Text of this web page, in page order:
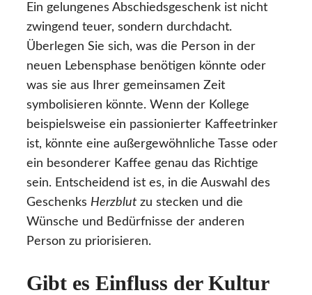
Ein gelungenes Abschiedsgeschenk ist nicht
zwingend teuer, sondern durchdacht.
Überlegen Sie sich, was die Person in der
neuen Lebensphase benötigen könnte oder
was sie aus Ihrer gemeinsamen Zeit
symbolisieren könnte. Wenn der Kollege
beispielsweise ein passionierter Kaffeetrinker
ist, könnte eine außergewöhnliche Tasse oder
ein besonderer Kaffee genau das Richtige
sein. Entscheidend ist es, in die Auswahl des
Geschenks Herzblut zu stecken und die
Wünsche und Bedürfnisse der anderen
Person zu priorisieren.
Gibt es Einfluss der Kultur